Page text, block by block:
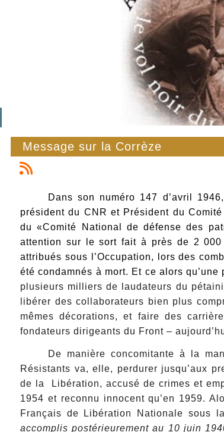
Message sur la Corrèze
Dans son numéro 147 d’avril 1946,
président du CNR et Président du
du «Comité National de défense des
attention sur le sort fait à près de 2
attribués sous l’Occupation, lors des
été condamnés à mort. Et ce alors qu’une
plusieurs milliers de laudateurs du
libérer des collaborateurs bien plus
mêmes décorations, et faire des
fondateurs dirigeants du Front –
De manière concomitante à la
Résistants va, elle, perdurer jusqu’aux
de la Libération, accusé de crimes et
1954 et reconnu innocent qu’en 1959.
Français de Libération Nationale sous
accomplis postérieurement au 10 juin